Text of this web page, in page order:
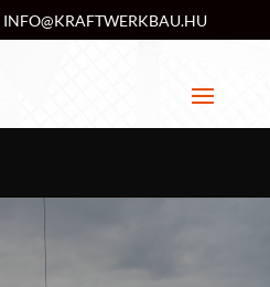
INFO@KRAFTWERKBAU.HU